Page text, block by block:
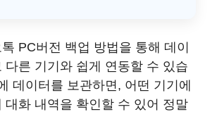
PC버전 백업 방법을 통해 데이
다른 기기와 쉽게 연동할 수 있습
데이터를 보관하면, 어떤 기기에
대화 내역을 확인할 수 있어 정말